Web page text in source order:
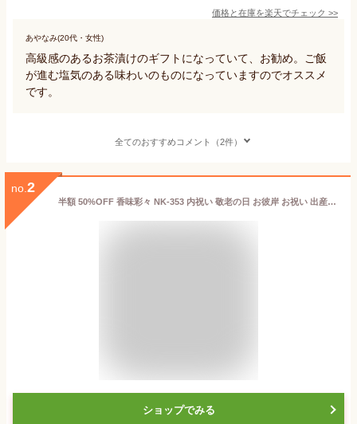
価格と在庫を楽天でチェック >>
あやなみ(20代・女性)
高級感のあるお茶漬けのギフトになっていて、お勧め。ご飯
が進む塩気のある味わいのものになっていますのでオススメ
です。
全てのおすすめコメント（2件）
no. 2
半額 50%OFF 香味彩々 NK-353 内祝い 敬老の日 お彼岸 お祝い 出産祝い 結婚祝い お供え 粗供養 満中陰志 香典返し お返し お礼 快気祝い お見舞い 挨拶 法事 ギフト プレゼント 粗品 景品 手土産 海苔 ご飯のお供
ショップでみる